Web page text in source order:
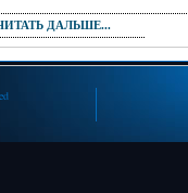
ДАЛЬШЕ...